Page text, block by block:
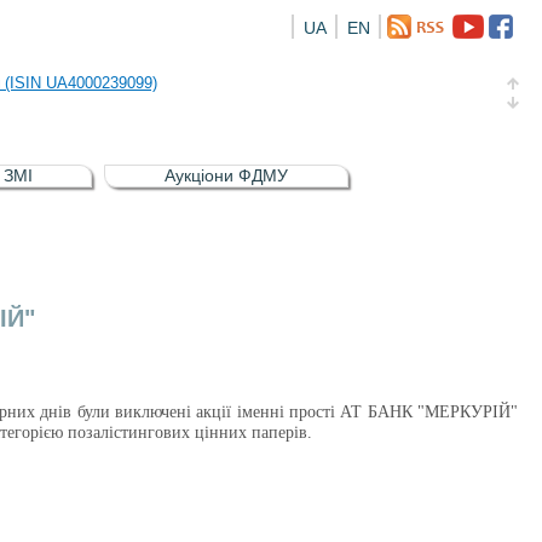
EN
UA
(ISIN UA4000239099)
UA4000239099)
ЗМІ Аукціони ФДМУ
днів були виключені акції іменні прості АТ БАНК "МЕРКУРІЙ"
позалістингових цінних паперів.